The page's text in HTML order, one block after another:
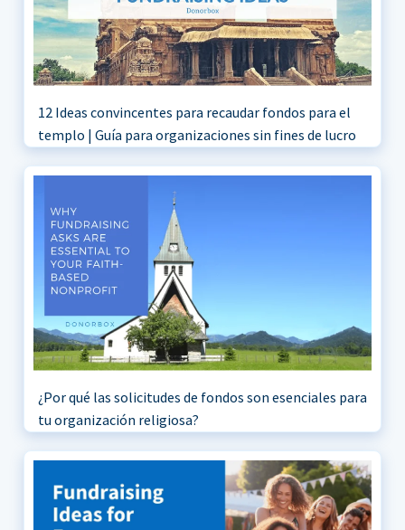
12 Ideas convincentes para recaudar fondos para el
templo | Guía para organizaciones sin fines de lucro
¿Por qué las solicitudes de fondos son esenciales para
tu organización religiosa?